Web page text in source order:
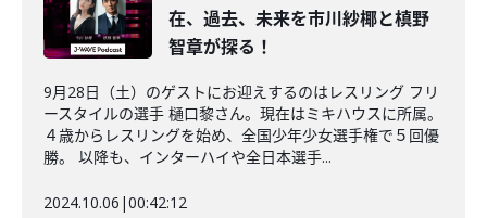
在、過去、未来を市川紗椰と槙野
智章が探る！
9月28日（土）のゲストにお迎えするのはレスリング フリ
ースタイルの選手 樋口黎さん。現在はミキハウスに所属。
４歳からレスリングを始め、全国少年少女選手権で５回優
勝。 以降も、インターハイや全日本選手...
2024.10.06 |00:42:12